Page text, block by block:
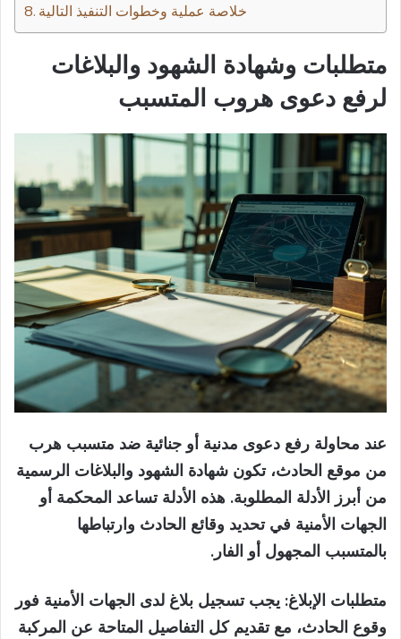
خلاصة عملية وخطوات التنفيذ التالية
متطلبات وشهادة الشهود والبلاغات
لرفع دعوى هروب المتسبب
عند محاولة رفع دعوى مدنية أو جنائية ضد متسبب هرب
من موقع الحادث، تكون شهادة الشهود والبلاغات الرسمية
من أبرز الأدلة المطلوبة. هذه الأدلة تساعد المحكمة أو
الجهات الأمنية في تحديد وقائع الحادث وارتباطها
بالمتسبب المجهول أو الفار.
متطلبات الإبلاغ: يجب تسجيل بلاغ لدى الجهات الأمنية فور
وقوع الحادث، مع تقديم كل التفاصيل المتاحة عن المركبة